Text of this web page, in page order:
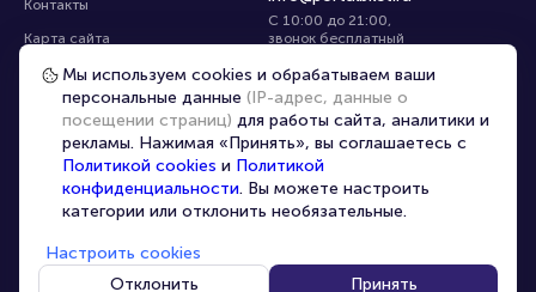
Контакты
Карта сайта
Управление cookies
С 10:00 до 21:00,
звонок бесплатный
Все площадки
Главная | Екатеринбург
© 2020 - 2026 portalbilet.ru Все права защищены
Мы используем cookies и обрабатываем ваши
персональные данные (IP-адрес, данные о
посещении страниц) для работы сайта, аналитики и
рекламы. Нажимая «Принять», вы соглашаетесь с
Политикой cookies и Политикой
конфиденциальности. Вы можете настроить
категории или отклонить необязательные.
Настроить cookies
Отклонить
Принять